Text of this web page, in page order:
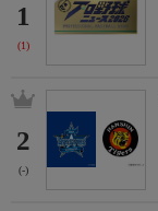
1
(1)
2
(-)